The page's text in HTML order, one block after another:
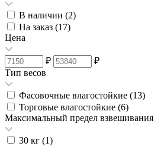
В наличии (2)
На заказ (17)
Цена
₽
₽
Тип весов
Фасовочные влагостойкие (13)
Торговые влагостойкие (6)
Максимальный предел взвешивания
30 кг (1)